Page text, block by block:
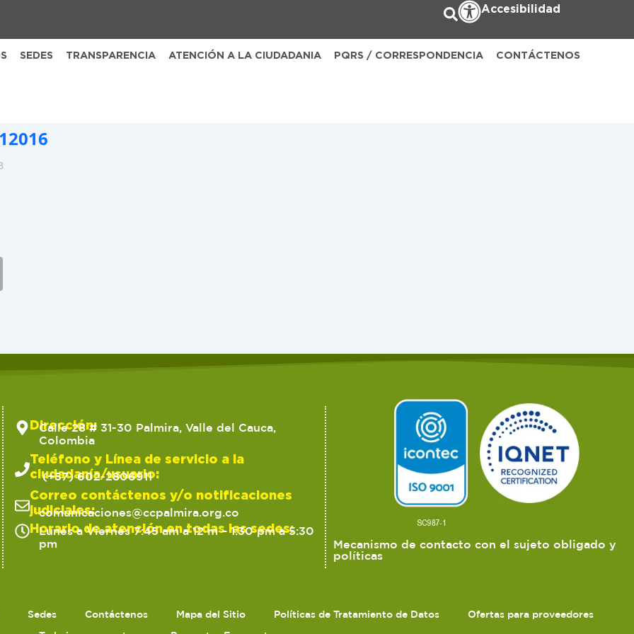
Accesibilidad
SEDES TRANSPARENCIA ATENCIÓN A LA CIUDADANIA PQRS / CORRESPONDENCIA CONTÁCTENOS
Dirección:
Calle 28 # 31-30 Palmira, Valle del Cauca,
Colombia
Teléfono y Línea de servicio a la
ciudadanía/usuario:
(+57) 602-2806911
Correo contáctenos y/o notificaciones
judiciales:
comunicaciones@ccpalmira.org.co
Horario de atención en todas las sedes:
Lunes a Viernes 7:45 am a 12 m – 1:30 pm a 5:30
pm
Mecanismo de contacto con el sujeto obligado y
políticas
Sedes Contáctenos Mapa del Sitio Políticas de Tratamiento de Datos
Ofertas para proveedores